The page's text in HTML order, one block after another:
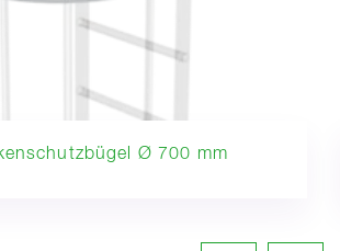
Ø 700 mm